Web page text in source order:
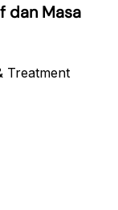
dan Masa
Treatment